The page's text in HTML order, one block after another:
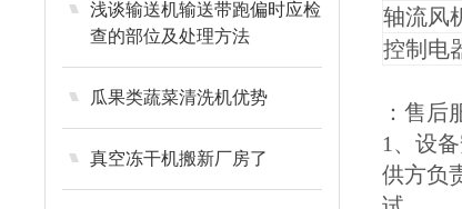
浅谈输送机输送带跑偏时应检
查的部位及处理方法
瓜果类蔬菜清洗机优势
真空冻干机搬新厂房了
轴流风
控制电
：售后
1、设
供方负